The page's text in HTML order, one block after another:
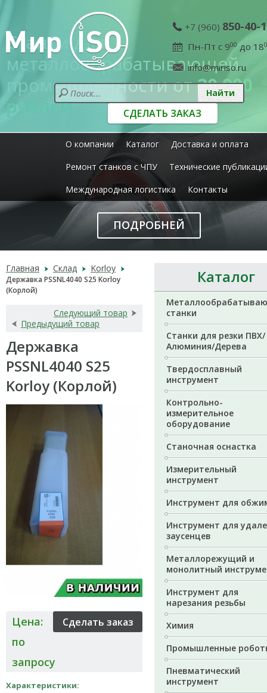
+7 (960) 850-40-
Пн-Пт с 900до 18
info@miriso.ru
СДЕЛАТЬ ЗАКАЗ
О компании Каталог
Доставка и оплата
Ремонт станков с ЧПУ
Технические
Международная логистика
Контакты
Станки для
металлообрабатывающей
промышленности от20 000
рублей
ПОДРОБНЕЙ
Главная Склад Korloy
Державка PSSNL4040 S25 Korloy
(Корлой)
Следующий товар
Предыдущий товар
Державка
PSSNL4040 S25
Korloy (Корлой)
Цена:
по
запросу
Характеристики:
Каталог
станки
Станки для резки ПВХ/
Алюминия/Дерева
Твердосплавный
инструмент
Контрольно-
измерительное
оборудование
Станочная оснастка
Измерительный
инструмент
Инструмент для
Инструмент для
заусенцев
Металлорежущий и
монолитный
Инструмент для
нарезания резьбы
Химия
Промышленные
Пневматический
инструмент